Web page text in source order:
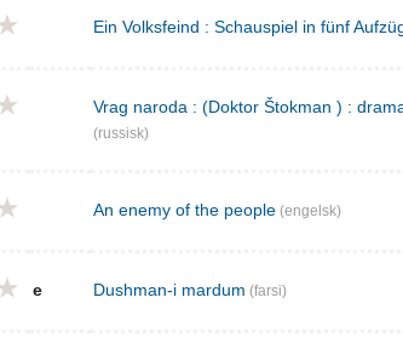
Ein Volksfeind : Schauspiel in fünf
Vrag naroda : (Doktor Štokman ) :
(russisk)
An enemy of the people (engelsk)
e Dushman-i mardum (farsi)